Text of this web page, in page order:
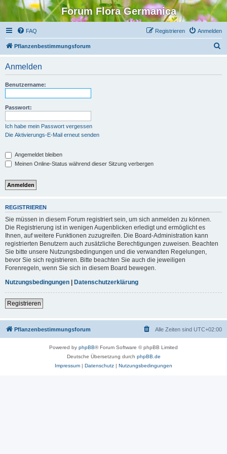
Forum Flora Germanica
FAQ Anmelden
Registrieren
Pflanzenbestimmungsforum
Anmelden
Benutzername:
Passwort:
Ich habe mein Passwort vergessen
Die Aktivierungs-E-Mail erneut senden
Angemeldet bleiben
Meinen Online-Status während dieser Sitzung verbergen
REGISTRIEREN
Sie müssen in diesem Forum registriert sein, um sich anmelden zu können.
Die Registrierung ist in wenigen Augenblicken erledigt und ermöglicht es
Ihnen, auf weitere Funktionen zuzugreifen. Die Board-Administration kann
registrierten Benutzern auch zusätzliche Berechtigungen zuweisen. Beachten
Sie bitte unsere Nutzungsbedingungen und die verwandten Regelungen,
bevor Sie sich registrieren. Bitte beachten Sie auch die jeweiligen
Forenregeln, wenn Sie sich in diesem Board bewegen.
Nutzungsbedingungen | Datenschutzerklärung
Registrieren
Pflanzenbestimmungsforum Alle Zeiten sind UTC+02:00
Powered by phpBB® Forum Software © phpBB Limited
Deutsche Übersetzung durch phpBB.de
Impressum | Datenschutz | Nutzungsbedingungen